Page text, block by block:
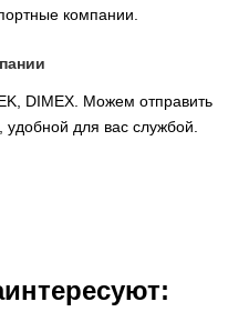
компании.
DIMEX. Можем отправить
удобной для вас службой.